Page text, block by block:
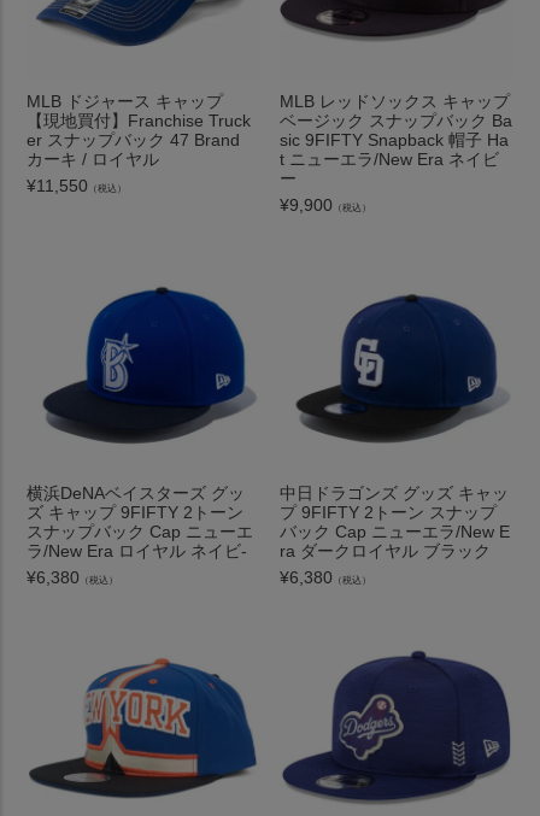
MLB ドジャース キャップ
【現地買付】Franchise Truck
er スナップバック 47 Brand
カーキ / ロイヤル
¥11,550 （税込）
MLB レッドソックス キャップ
ベージック スナップバック Ba
sic 9FIFTY Snapback 帽子 Ha
t ニューエラ/New Era ネイビ
ー
¥9,900 （税込）
横浜DeNAベイスターズ グッ
ズ キャップ 9FIFTY 2トーン
スナップバック Cap ニューエ
ラ/New Era ロイヤル ネイビ-
¥6,380 （税込）
中日ドラゴンズ グッズ キャッ
プ 9FIFTY 2トーン スナップ
バック Cap ニューエラ/New E
ra ダークロイヤル ブラック
¥6,380 （税込）